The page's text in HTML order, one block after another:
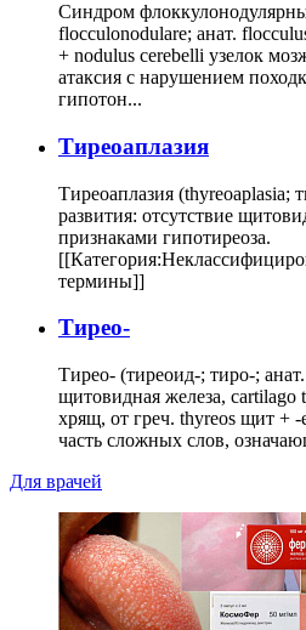
Синдром
flocculonodulare; анат.
+ nodulus cerebelli узелок
атаксия с нарушением
гипотон...
Тиреоаплазия
Тиреоаплазия (thyreoaplasia;
развития: отсутствие
признаками гипотиреоза.
термины]]
Тирео-
Тирео- (тиреоид-; тиро-;
щитовидная железа,
хрящ, от греч. thyreos щит +
часть сложных слов,
Для врачей